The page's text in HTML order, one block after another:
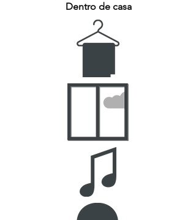
Dentro de casa